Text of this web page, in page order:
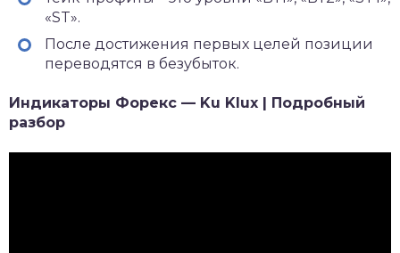
«ST».
После достижения первых целей позиции
переводятся в безубыток.
Индикаторы Форекс — Ku Klux | Подробный
разбор